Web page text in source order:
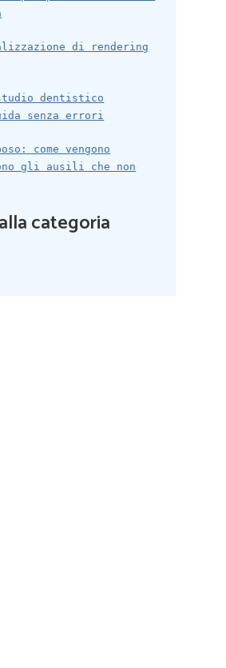
di rendering
dentistico
senza errori
come vengono
gli ausili che non
categoria